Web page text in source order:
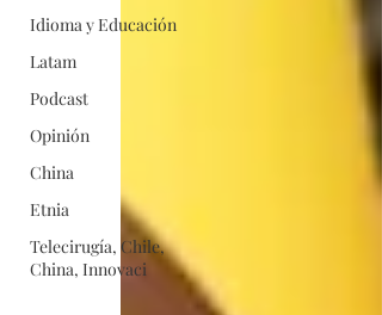
Idioma y Educación
Latam
Podcast
Opinión
China
Etnia
Telecirugía, Chile,
China, Innovaci